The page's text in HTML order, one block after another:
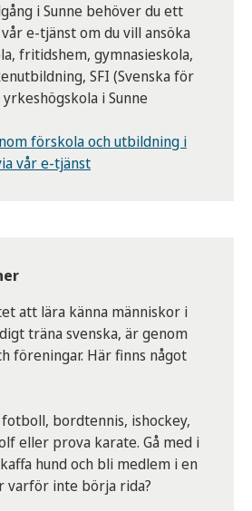
i Sunne behöver du ett
e-tjänst om du vill ansöka
fritidshem, gymnasieskola,
SFI (Svenska för
i Sunne
förskola och utbildning i
vår e-tjänst
att lära känna människor i
träna svenska, är genom
föreningar. Här finns något
fotboll, bordtennis, ishockey,
eller prova karate. Gå med i
hund och bli medlem i en
varför inte börja rida?